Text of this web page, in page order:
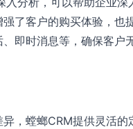
了客户的购买体验，
即时消息等，确保客
，螳螂CRM提供灵活